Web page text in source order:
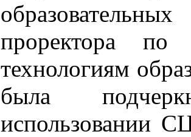
проректора
технологиям
была
использовании